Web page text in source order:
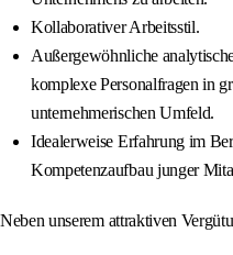
Kollaborativer Arbeitsstil.
Außergewöhnliche
komplexe Personalfragen in
unternehmerischen Umfeld.
Idealerweise Erfahrung im
Kompetenzaufbau junger
Neben unserem attraktiven